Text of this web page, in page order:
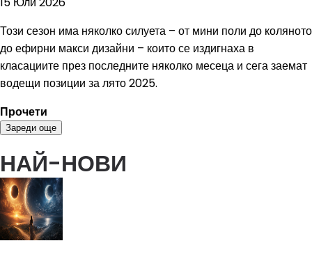
Този сезон има няколко силуета – от мини поли до коляното
до ефирни макси дизайни – които се издигнаха в
класациите през последните няколко месеца и сега заемат
водещи позиции за лято 2025.
Прочети
Зареди още
НАЙ-НОВИ